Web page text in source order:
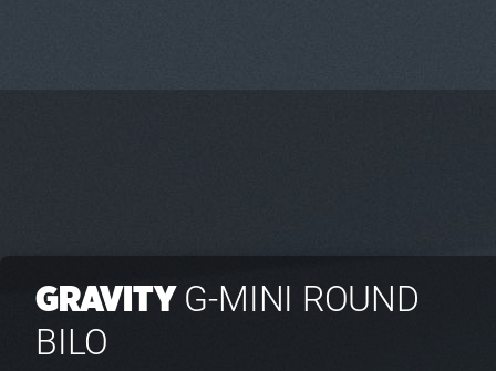
GRAVITY G-MINI ROUND
BILO